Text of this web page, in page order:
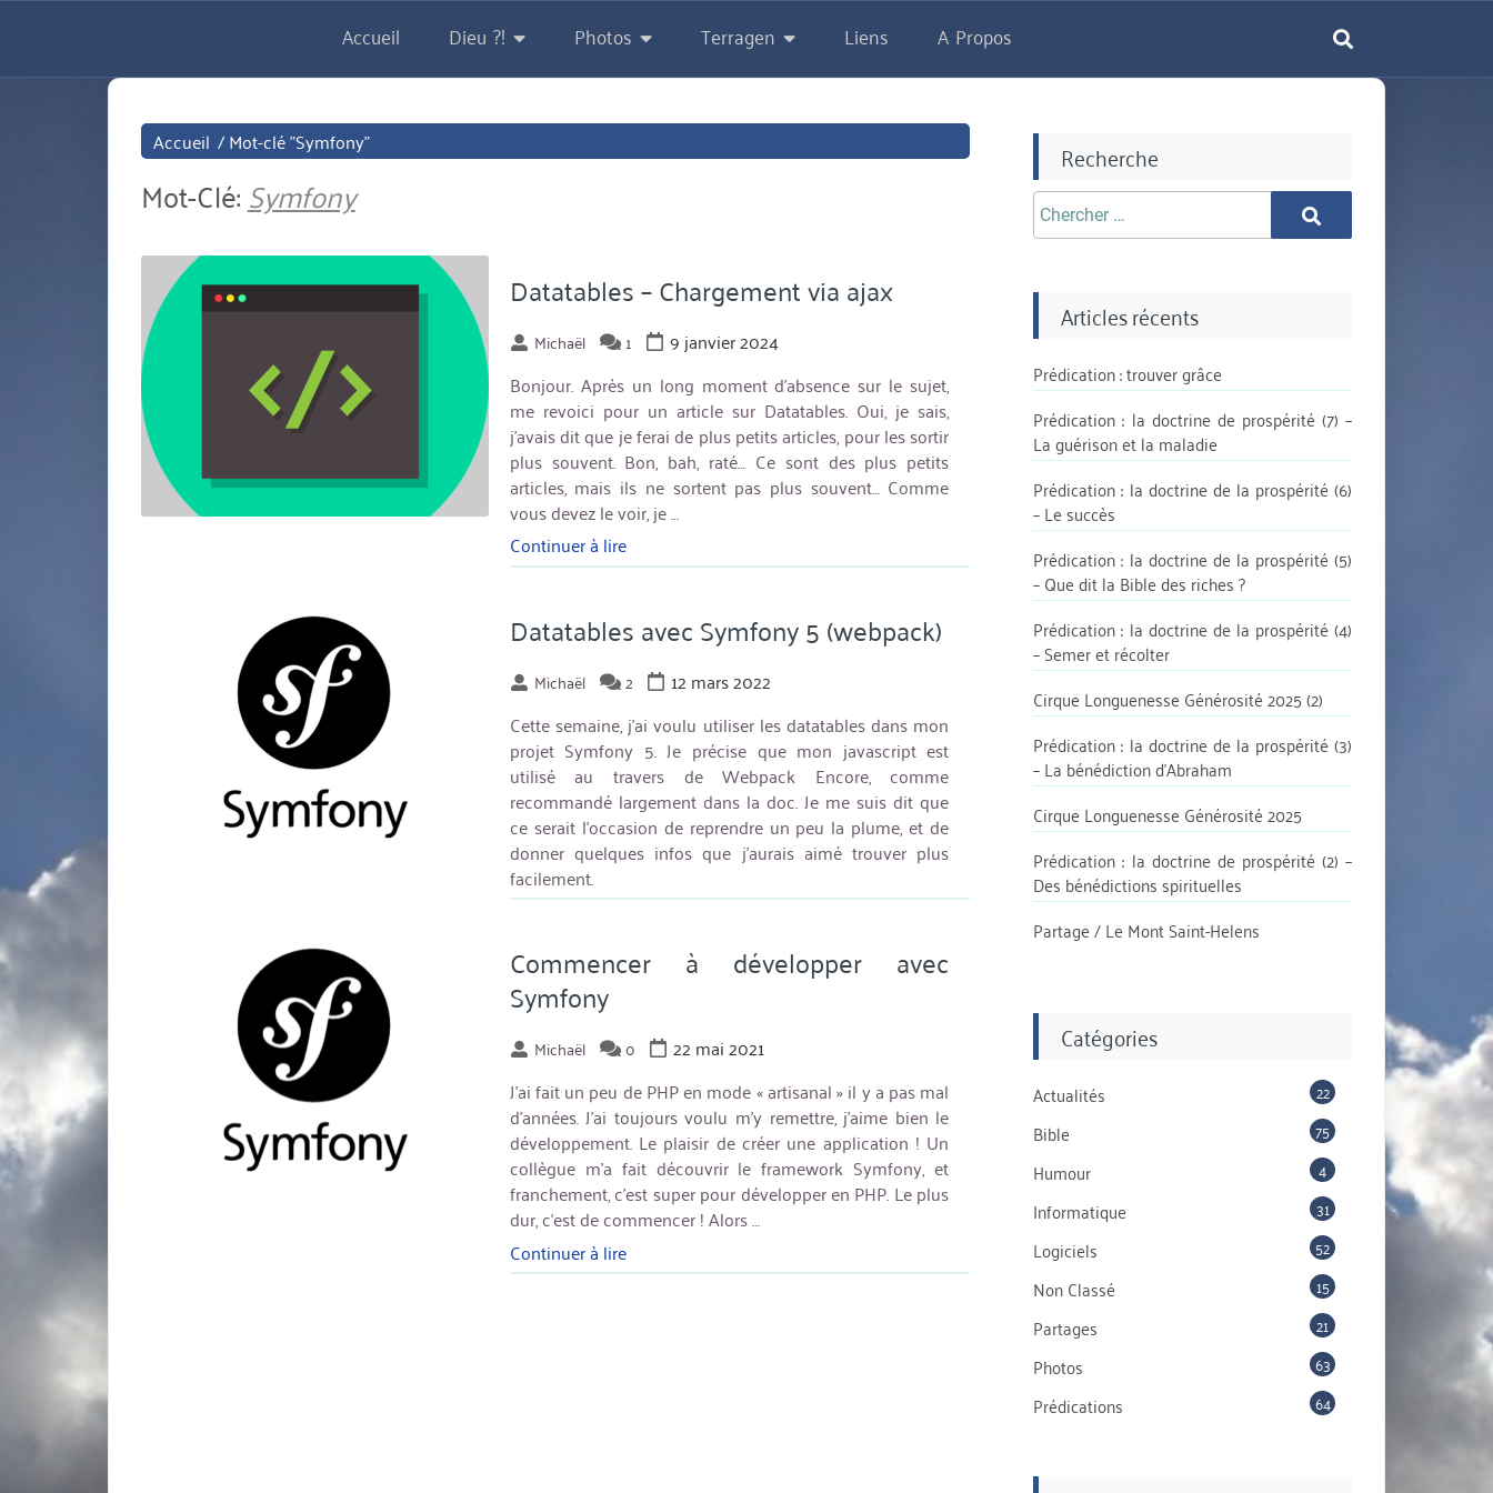
au
Accueil Dieu ?! Photos Terragen Liens A Propos
Accueil /Mot-clé "Symfony"
Mot-Clé: Symfony
Datatables – Chargement via ajax
Michaël 1
9 janvier 2024
Bonjour. Après un long moment d’absence sur le sujet,
me revoici pour un article sur Datatables. Oui, je sais,
j’avais dit que je ferai de plus petits articles, pour les sortir
plus souvent. Bon, bah, raté… Ce sont des plus petits
articles, mais ils ne sortent pas plus souvent… Comme
vous devez le voir, je …
Continuer à lire« Datatables
–
via
ajax »
miniature
Datatables avec Symfony 5 (webpack)
Michaël 2
12 mars 2022
Cette semaine, j’ai voulu utiliser les datatables dans mon
projet Symfony 5. Je précise que mon javascript est
utilisé au travers de Webpack Encore, comme
recommandé largement dans la doc. Je me suis dit que
ce serait l’occasion de reprendre un peu la plume, et de
donner quelques infos que j’aurais aimé trouver plus
facilement.
Commencer à développer avec
Symfony
Michaël 0
22 mai 2021
J’ai fait un peu de PHP en mode « artisanal » il y a pas mal
d’années. J’ai toujours voulu m’y remettre, j’aime bien le
développement. Le plaisir de créer une application ! Un
collègue m’a fait découvrir le framework Symfony, et
franchement, c’est super pour développer en PHP. Le plus
dur, c’est de commencer ! Alors …
Continuer à lire« Commencer
à
Recherche
Chercher
aprè:
Chercher
Articles récents
Prédication : trouver grâce
Prédication : la doctrine de prospérité (7) –
La guérison et la maladie
Prédication : la doctrine de la prospérité (6)
– Le succès
Prédication : la doctrine de la prospérité (5)
– Que dit la Bible des riches ?
Prédication : la doctrine de la prospérité (4)
– Semer et récolter
Cirque Longuenesse Générosité 2025 (2)
Prédication : la doctrine de la prospérité (3)
– La bénédiction d’Abraham
Cirque Longuenesse Générosité 2025
Prédication : la doctrine de prospérité (2) –
Des bénédictions spirituelles
Partage / Le Mont Saint-Helens
Catégories
Actualités 22
Bible 75
Humour 4
Informatique 31
Logiciels 52
Non Classé 15
Partages 21
Photos 63
Prédications 64